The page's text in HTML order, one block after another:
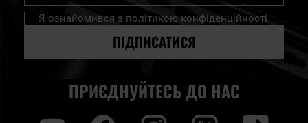
нашу
розсилку
Я ознайомився з політикою конфіденційності
ПІДПИСАТИСЯ
ПРИЄДНУЙТЕСЬ ДО НАС